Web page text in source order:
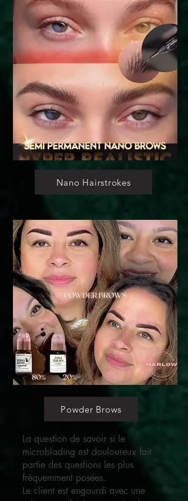
Nano Hairstrokes
Powder Brows
La question de savoir si le
microblading est douloureux fait
partie des questions les plus
fréquemment posées.
Le client est engourdi avec une